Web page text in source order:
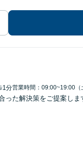
1分営業時間：09:00~19:00（
った解決策をご提案し